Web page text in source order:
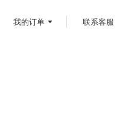
我的订单 联系客服